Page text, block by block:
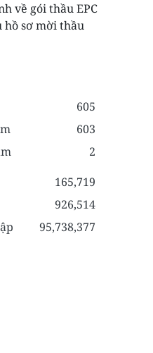
về gói thầu EPC
hồ sơ mời thầu
605
603
2
165,719
926,514
95,738,377